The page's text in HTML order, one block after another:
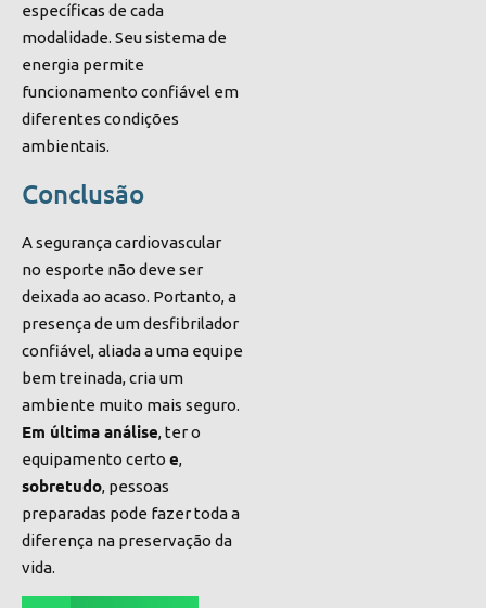
específicas de cada
modalidade. Seu sistema de
energia permite
funcionamento confiável em
diferentes condições
ambientais.
Conclusão
A segurança cardiovascular
no esporte não deve ser
deixada ao acaso. Portanto, a
presença de um desfibrilador
confiável, aliada a uma equipe
bem treinada, cria um
ambiente muito mais seguro.
Em última análise, ter o
equipamento certo e,
sobretudo, pessoas
preparadas pode fazer toda a
diferença na preservação da
vida.